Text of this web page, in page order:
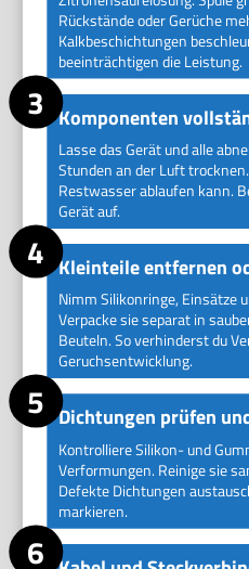
Rückstände oder Gerüche
Kalkbeschichtungen
beeinträchtigen die Leistung.
Komponenten
Lasse das Gerät und alle
Stunden an der Luft
Restwasser ablaufen kann.
Gerät auf.
Kleinteile entfernen
Nimm Silikonringe, Einsätze
Verpacke sie separat in
Beuteln. So verhinderst du
Geruchsentwicklung.
Dichtungen prüfen
Kontrolliere Silikon- und
Verformungen. Reinige sie
Defekte Dichtungen
markieren.